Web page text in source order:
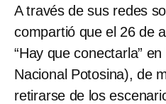
A través de sus redes
compartió que el 26 de
“Hay que conectarla”
Nacional Potosina), de
retirarse de los